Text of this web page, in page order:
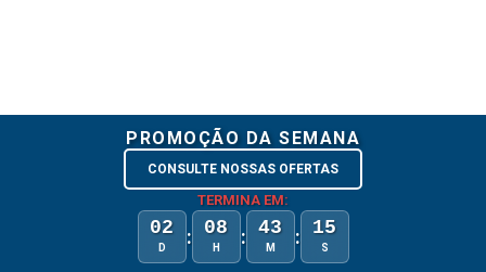
PROMOÇÃO DA SEMANA
CONSULTE NOSSAS OFERTAS
TERMINA EM:
02
D : 08
H : 43
M : 15
S